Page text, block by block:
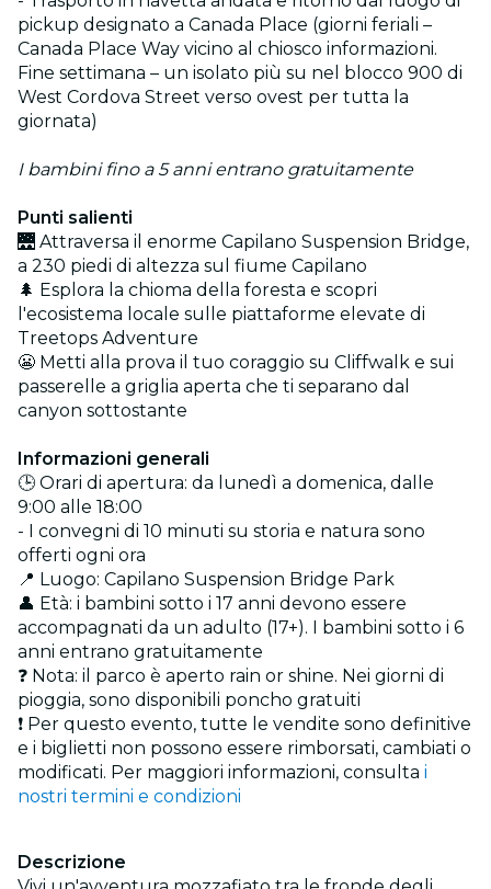
pickup designato a Canada Place (giorni feriali –
Canada Place Way vicino al chiosco informazioni.
Fine settimana – un isolato più su nel blocco 900 di
West Cordova Street verso ovest per tutta la
giornata)
I bambini fino a 5 anni entrano gratuitamente
Punti salienti
🌉 Attraversa il enorme Capilano Suspension Bridge,
a 230 piedi di altezza sul fiume Capilano
🌲 Esplora la chioma della foresta e scopri
l'ecosistema locale sulle piattaforme elevate di
Treetops Adventure
😬 Metti alla prova il tuo coraggio su Cliffwalk e sui
passerelle a griglia aperta che ti separano dal
canyon sottostante
Informazioni generali
🕒 Orari di apertura: da lunedì a domenica, dalle
9:00 alle 18:00
- I convegni di 10 minuti su storia e natura sono
offerti ogni ora
📍 Luogo: Capilano Suspension Bridge Park
👤 Età: i bambini sotto i 17 anni devono essere
accompagnati da un adulto (17+). I bambini sotto i 6
anni entrano gratuitamente
❓ Nota: il parco è aperto rain or shine. Nei giorni di
pioggia, sono disponibili poncho gratuiti
❗ Per questo evento, tutte le vendite sono definitive
e i biglietti non possono essere rimborsati, cambiati o
modificati. Per maggiori informazioni, consulta i
nostri termini e condizioni
Descrizione